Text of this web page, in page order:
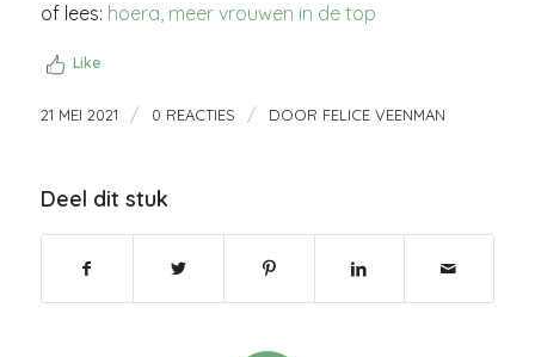
of lees: hoera, meer vrouwen in de top
Like
21 MEI 2021 / 0 REACTIES / DOOR FELICE VEENMAN
Deel dit stuk